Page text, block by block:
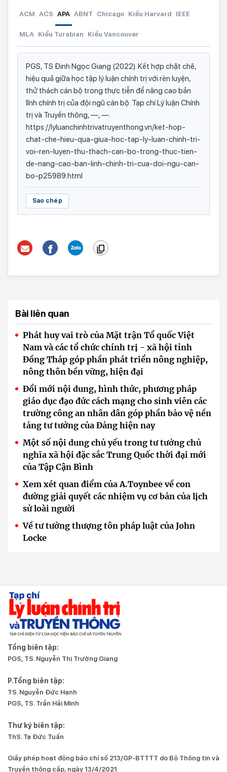
ACM ACS APA ABNT Chicago Kiểu Harvard IEEE
MLA Kiểu Turabian Kiểu Vancouver
PGS, TS Đinh Ngọc Giang (2022). Kết hợp chặt chẽ,
hiệu quả giữa học tập lý luận chính trị với rèn luyện,
thử thách cán bộ trong thực tiễn để nâng cao bản
lĩnh chính trị của đội ngũ cán bộ. Tạp chí Lý luận Chính
trị và Truyền thông, —, —.
https://lyluanchinhtrivatruyenthong.vn/ket-hop-
chat-che-hieu-qua-giua-hoc-tap-ly-luan-chinh-tri-
voi-ren-luyen-thu-thach-can-bo-trong-thuc-tien-
de-nang-cao-ban-linh-chinh-tri-cua-doi-ngu-can-
bo-p25989.html
Sao chép
Bài liên quan
Phát huy vai trò của Mặt trận Tổ quốc Việt
Nam và các tổ chức chính trị - xã hội tỉnh
Đồng Tháp góp phần phát triển nông nghiệp,
nông thôn bền vững, hiện đại
Đổi mới nội dung, hình thức, phương pháp
giáo dục đạo đức cách mạng cho sinh viên các
trường công an nhân dân góp phần bảo vệ nền
tảng tư tưởng của Đảng hiện nay
Một số nội dung chủ yếu trong tư tưởng chủ
nghĩa xã hội đặc sắc Trung Quốc thời đại mới
của Tập Cận Bình
Xem xét quan điểm của A.Toynbee về con
đường giải quyết các nhiệm vụ cơ bản của lịch
sử loài người
Về tư tưởng thượng tôn pháp luật của John
Locke
Tổng biên tập:
PGS, TS. Nguyễn Thị Trường Giang
P.Tổng biên tập:
TS. Nguyễn Đức Hạnh
PGS, TS. Trần Hải Minh
Thư ký biên tập:
ThS. Tạ Đức Tuấn
Giấy phép hoạt động báo chí số 213/GP-BTTTT do Bộ Thông tin và
Truyền thông cấp, ngày 13/4/2021